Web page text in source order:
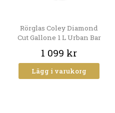
Rörglas Coley Diamond
Cut Gallone 1 L Urban Bar
1 099 kr
Lägg i varukorg